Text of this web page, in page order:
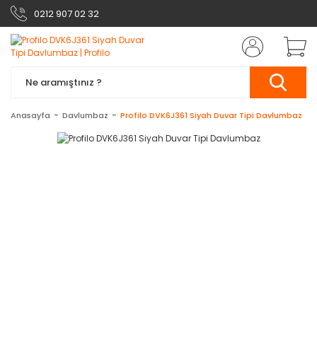
0212 907 02 32
Anasayfa Davlumbaz Profilo DVK6J361 Siyah Duvar Tipi Davlumbaz